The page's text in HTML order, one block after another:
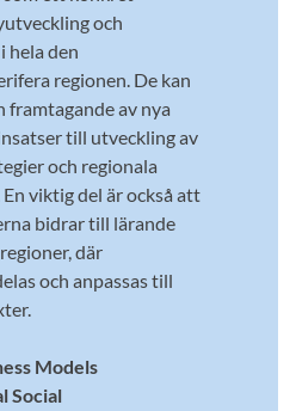
och
hela den
regionen. De kan
framtagande av nya
till utveckling av
och regionala
viktig del är också att
bidrar till lärande
där
och anpassas till
Models
Social